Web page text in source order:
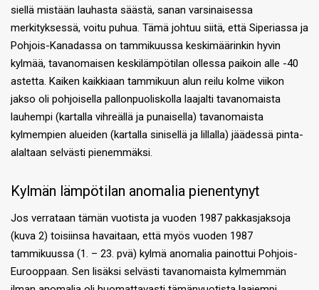
siellä mistään lauhasta säästä, sanan varsinaisessa
merkityksessä, voitu puhua. Tämä johtuu siitä, että Siperiassa ja
Pohjois-Kanadassa on tammikuussa keskimäärinkin hyvin
kylmää, tavanomaisen keskilämpötilan ollessa paikoin alle -40
astetta. Kaiken kaikkiaan tammikuun alun reilu kolme viikon
jakso oli pohjoisella pallonpuoliskolla laajalti tavanomaista
lauhempi (kartalla vihreällä ja punaisella) tavanomaista
kylmempien alueiden (kartalla sinisellä ja lillalla) jäädessä pinta-
alaltaan selvästi pienemmäksi.
Kylmän lämpötilan anomalia pienentynyt
Jos verrataan tämän vuotista ja vuoden 1987 pakkasjaksoja
(kuva 2) toisiinsa havaitaan, että myös vuoden 1987
tammikuussa (1. – 23. pvä) kylmä anomalia painottui Pohjois-
Eurooppaan. Sen lisäksi selvästi tavanomaista kylmemmän